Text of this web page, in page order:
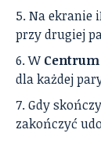
Na ekranie
przy drugiej
W
dla każdej
Gdy
zakończyć